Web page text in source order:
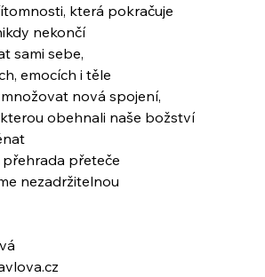
která pokračuje
nekončí
sami sebe,
emocích i těle
nová spojení,
obehnali naše božství
přeteče
nezadržitelnou